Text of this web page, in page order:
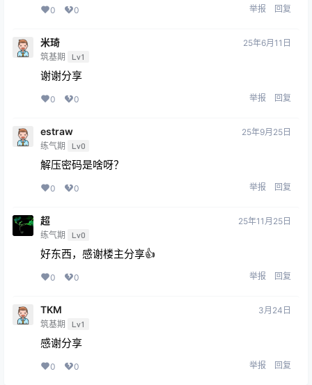
0 0 举报 回复
米琦
筑基期 Lv1
25年6月11日
谢谢分享
0 0 举报 回复
estraw
练气期 Lv0
25年9月25日
解压密码是啥呀？
0 0 举报 回复
超
练气期 Lv0
25年11月25日
好东西，感谢楼主分享👍
0 0 举报 回复
TKM
筑基期 Lv1
3月24日
感谢分享
0 0 举报 回复